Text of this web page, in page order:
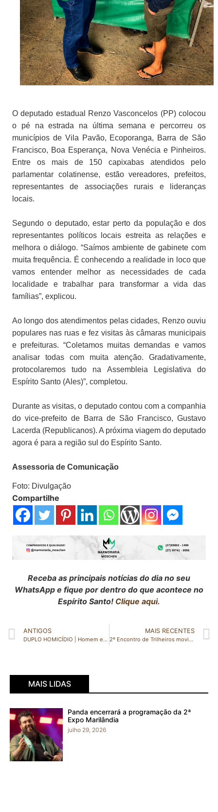
O deputado estadual Renzo Vasconcelos (PP) colocou
o pé na estrada na última semana e percorreu os
municípios de Vila Pavão, Ecoporanga, Barra de São
Francisco, Boa Esperança, Nova Venécia e Pinheiros.
Entre os mais de 150 capixabas atendidos pelo
parlamentar colatinense, estão vereadores, prefeitos,
representantes de associações rurais e lideranças
locais.
Segundo o deputado, estar perto da população e dos
representantes políticos locais estreita as relações e
melhora o diálogo. “Saímos ambiente de gabinete com
muita frequência. É conhecendo a realidade in loco que
vamos entender melhor as necessidades de cada
localidade e trabalhar para transformar a vida das
famílias”, explicou.
Ao longo dos atendimentos pelas cidades, Renzo ouviu
populares nas ruas e fez visitas às câmaras municipais
e prefeituras. “Coletamos muitas demandas e vamos
analisar todas com muita atenção. Gradativamente,
protocolaremos tudo na Assembleia Legislativa do
Espírito Santo (Ales)”, completou.
Durante as visitas, o deputado contou com a companhia
do vice-prefeito de Barra de São Francisco, Gustavo
Lacerda (Republicanos). A próxima viagem do deputado
agora é para a região sul do Espírito Santo.
Assessoria de Comunicação
Foto: Divulgação
Compartilhe
Receba as principais notícias do dia no seu
WhatsApp e fique por dentro do que acontece no
Espírito Santo! Clique aqui.
ANTIGOS
DUPLO HOMICÍDIO | Homem e mulher são mortos a tiros dentro de casa em Águia Branca
MAIS RECENTES
2º Encontro de Trilheiros movimenta Vila Valério
MAIS LIDAS
Panda encerrará a programação da 2ª
Expo Marilândia
julho 29, 2026